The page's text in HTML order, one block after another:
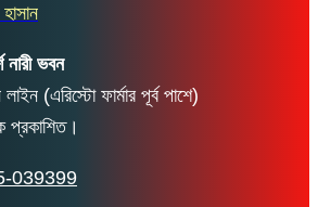
নারী ভবন
(এরিস্টো ফার্মার পূর্ব পাশে)
প্রকাশিত।
039399